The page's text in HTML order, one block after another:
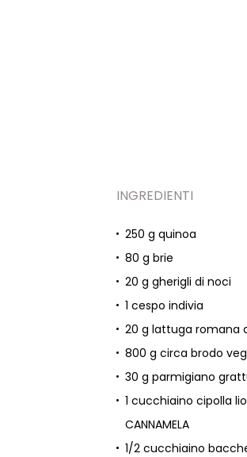
INGREDIENTI
250 g quinoa
80 g brie
20 g gherigli di noci
1 cespo indivia
20 g lattuga romana
800 g circa brodo
30 g parmigiano
1 cucchiaino cipolla
CANNAMELA
1/2 cucchiaino